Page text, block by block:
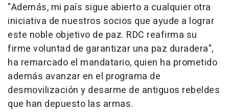
"Además, mi país sigue abierto a cualquier otra
iniciativa de nuestros socios que ayude a lograr
este noble objetivo de paz. RDC reafirma su
firme voluntad de garantizar una paz duradera",
ha remarcado el mandatario, quien ha prometido
además avanzar en el programa de
desmovilización y desarme de antiguos rebeldes
que han depuesto las armas.